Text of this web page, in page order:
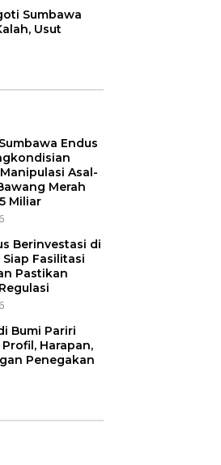
Sumbawa
Usut
Endus
Asal-
Merah
Miliar
Berinvestasi di
Siap Fasilitasi
Pastikan
Bumi Pariri
Harapan,
Penegakan